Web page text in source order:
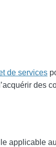
de services
des
applicable